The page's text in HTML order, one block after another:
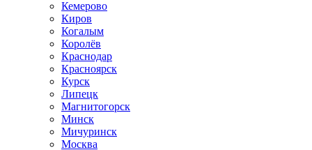
Кемерово
Киров
Когалым
Королёв
Краснодар
Красноярск
Курск
Липецк
Магнитогорск
Минск
Мичуринск
Москва